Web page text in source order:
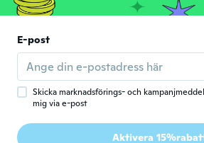
C Gick med 2021 · 10 recensioner
P Patricia
Gick med 2020 81 recensioner
A sweater, not
the model/ pictured
E-post
Skicka marknadsförings- och
mig via e-post
Aktivera